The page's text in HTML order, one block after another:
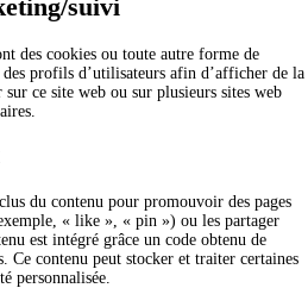
suivi
des cookies ou toute autre forme de
profils d’utilisateurs afin d’afficher de la
ce site web ou sur plusieurs sites web
du contenu pour promouvoir des pages
« like », « pin ») ou les partager
est intégré grâce un code obtenu de
Ce contenu peut stocker et traiter certaines
personnalisée.